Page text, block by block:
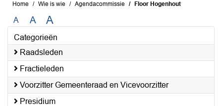
Home Wie is wie Agendacommissie Floor Hogenhout
A A A
Categorieën
Raadsleden
Fractieleden
Voorzitter Gemeenteraad en Vicevoorzitter
Presidium